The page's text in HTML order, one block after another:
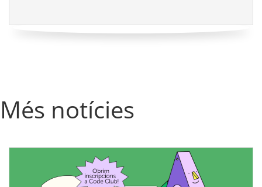
Més notícies